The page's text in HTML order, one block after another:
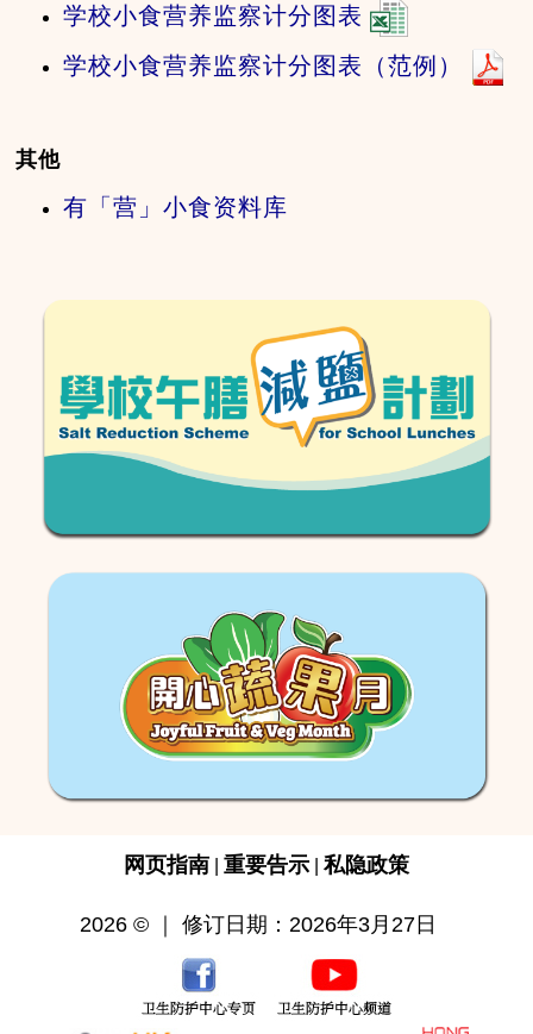
学校小食营养监察计分图表
学校小食营养监察计分图表（范例）
其他
有「营」小食资料库
网页指南 重要告示 私隐政策
2026 © ｜ 修订日期：2026年3月27日